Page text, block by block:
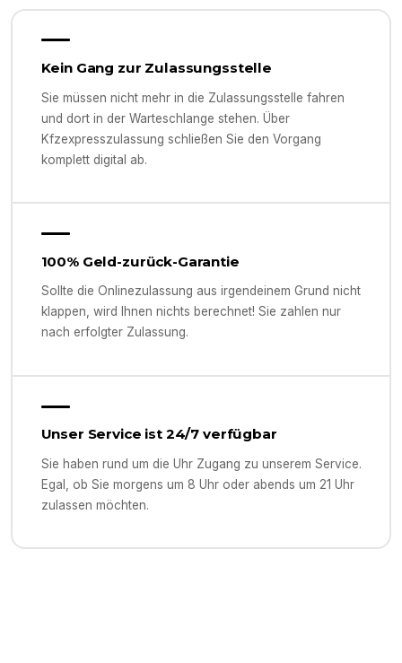
Kein Gang zur Zulassungsstelle
Sie müssen nicht mehr in die Zulassungsstelle fahren
und dort in der Warteschlange stehen. Über
Kfzexpresszulassung schließen Sie den Vorgang
komplett digital ab.
100% Geld-zurück-Garantie
Sollte die Onlinezulassung aus irgendeinem Grund nicht
klappen, wird Ihnen nichts berechnet! Sie zahlen nur
nach erfolgter Zulassung.
Unser Service ist 24/7 verfügbar
Sie haben rund um die Uhr Zugang zu unserem Service.
Egal, ob Sie morgens um 8 Uhr oder abends um 21 Uhr
zulassen möchten.